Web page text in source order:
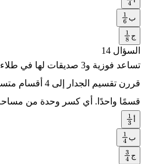
1
4
ب1
6 ج1
8
السؤال 14
تساعد فوزية و3 صديقات
قررن تقسيم الجدار
قسمًا واحدًا. أي كسر وحدة من
1
3
ب1
4 ج3